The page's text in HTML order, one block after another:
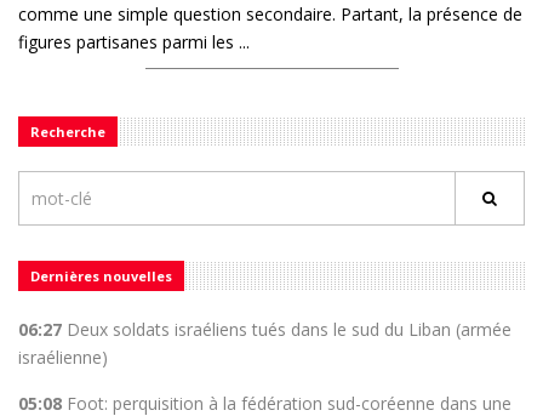
comme une simple question secondaire. Partant, la présence de
figures partisanes parmi les ...
Recherche
Dernières nouvelles
06:27 Deux soldats israéliens tués dans le sud du Liban (armée
israélienne)
05:08 Foot: perquisition à la fédération sud-coréenne dans une